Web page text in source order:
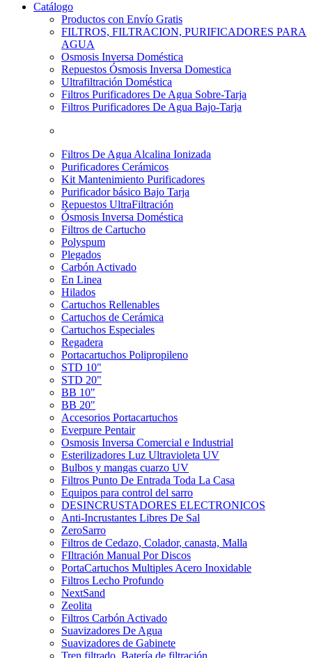
Catálogo
Productos con Envío Gratis
FILTROS, FILTRACION, PURIFICADORES PARA
AGUA
Osmosis Inversa Doméstica
Repuestos Ósmosis Inversa Domestica
Ultrafiltración Doméstica
Filtros Purificadores De Agua Sobre-Tarja
Filtros Purificadores De Agua Bajo-Tarja
Filtros De Agua Alcalina Ionizada
Purificadores Cerámicos
Kit Mantenimiento Purificadores
Purificador básico Bajo Tarja
Repuestos UltraFiltración
Ósmosis Inversa Doméstica
Filtros de Cartucho
Polyspum
Plegados
Carbón Activado
En Linea
Hilados
Cartuchos Rellenables
Cartuchos de Cerámica
Cartuchos Especiales
Regadera
Portacartuchos Polipropileno
STD 10"
STD 20"
BB 10"
BB 20"
Accesorios Portacartuchos
Everpure Pentair
Osmosis Inversa Comercial e Industrial
Esterilizadores Luz Ultravioleta UV
Bulbos y mangas cuarzo UV
Filtros Punto De Entrada Toda La Casa
Equipos para control del sarro
DESINCRUSTADORES ELECTRONICOS
Anti-Incrustantes Libres De Sal
ZeroSarro
Filtros de Cedazo, Colador, canasta, Malla
FIltración Manual Por Discos
PortaCartuchos Multiples Acero Inoxidable
Filtros Lecho Profundo
NextSand
Zeolita
Filtros Carbón Activado
Suavizadores De Agua
Suavizadores de Gabinete
Tren filtrado, Batería de filtración